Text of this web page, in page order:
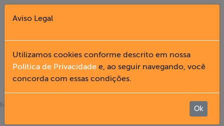
Fechar X
English
INSTITUCIONAL
home
Aviso Legal
Utilizamos cookies conforme descrito em nossa
Política de Privacidade e, ao seguir navegando, você
concorda com essas condições.
Ok